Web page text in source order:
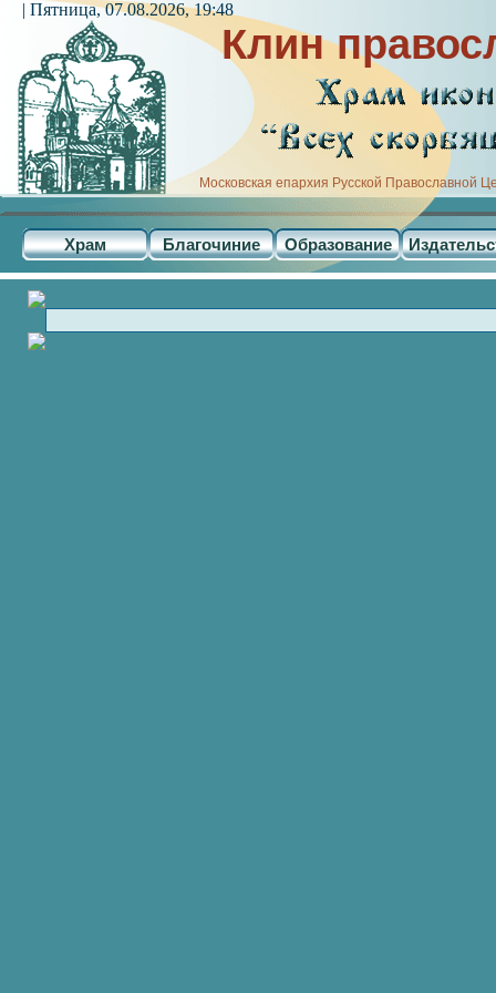
Клин
Московская епархия Русской Православной
Храм Благочиние Образование
| Пятница, 07.08.2026, 19:48